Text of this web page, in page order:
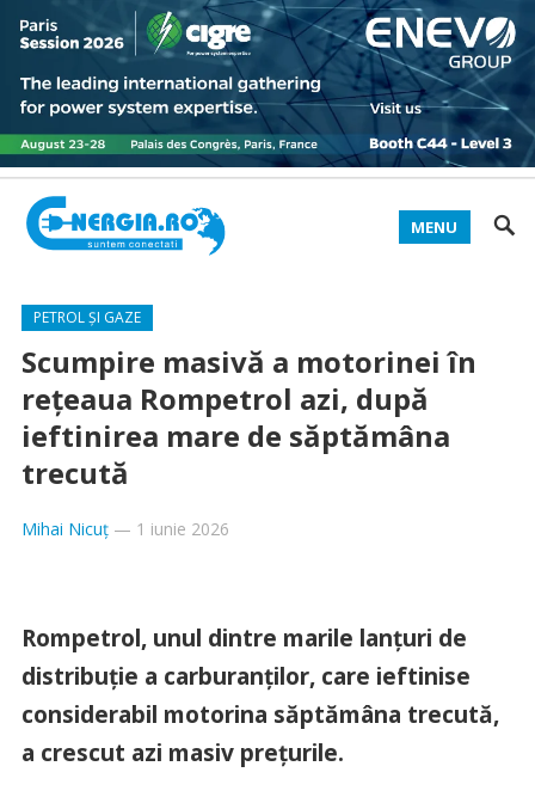
MENU
PETROL ȘI GAZE
Scumpire masivă a motorinei în
rețeaua Rompetrol azi, după
ieftinirea mare de săptămâna
trecută
Mihai Nicuț— 1 iunie 2026
Rompetrol, unul dintre marile lanțuri de
distribuție a carburanților, care ieftinise
considerabil motorina săptămâna trecută,
a crescut azi masiv prețurile.